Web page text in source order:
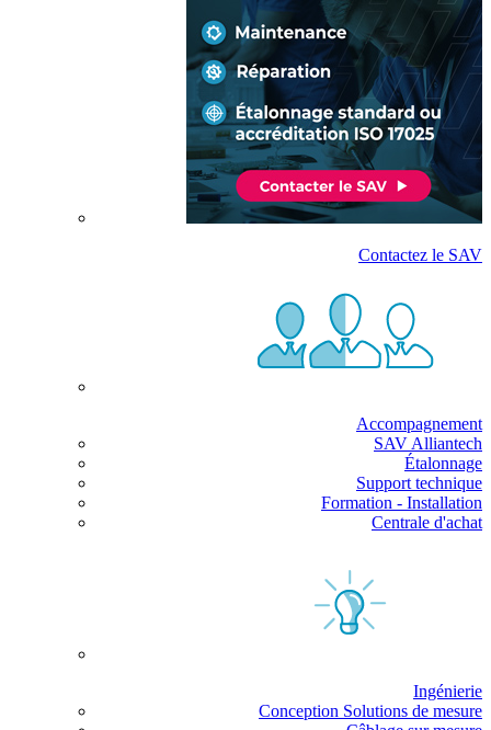
Contactez le SAV
Accompagnement
SAV Alliantech
Étalonnage
Support technique
Formation - Installation
Centrale d'achat
Ingénierie
Conception Solutions de mesure